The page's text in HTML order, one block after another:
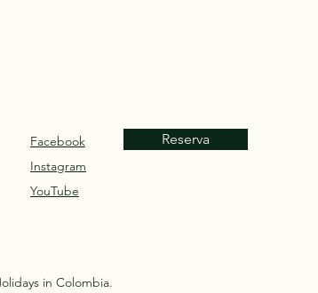
Facebook
Instagram
YouTube
Reserva
in Colombia.